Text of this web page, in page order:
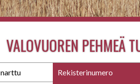
VALOVUOREN PEHMEÄ
narttu Rekisterinumero